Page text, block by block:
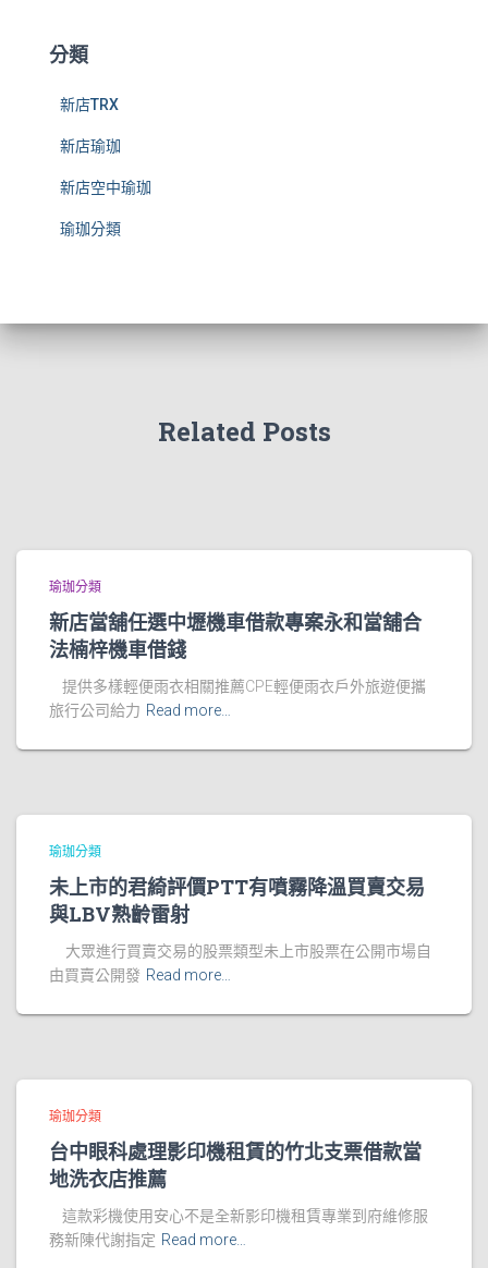
分類
新店TRX
新店瑜珈
新店空中瑜珈
瑜珈分類
Related Posts
瑜珈分類
新店當舖任選中壢機車借款專案永和當舖合
法楠梓機車借錢
提供多樣輕便雨衣相關推薦CPE輕便雨衣戶外旅遊便攜
旅行公司給力 Read more…
瑜珈分類
未上市的君綺評價PTT有噴霧降溫買賣交易
與LBV熟齡雷射
大眾進行買賣交易的股票類型未上市股票在公開市場自
由買賣公開發 Read more…
瑜珈分類
台中眼科處理影印機租賃的竹北支票借款當
地洗衣店推薦
這款彩機使用安心不是全新影印機租賃專業到府維修服
務新陳代謝指定 Read more…